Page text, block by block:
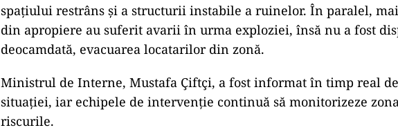
spațiului restrâns și a structurii instabile a ruinelor. În paralel,
din apropiere au suferit avarii în urma exploziei, însă nu a fost
deocamdată, evacuarea locatarilor din zonă.
Ministrul de Interne, Mustafa Çiftçi, a fost informat în timp real
situației, iar echipele de intervenție continuă să monitorizeze
riscurile.